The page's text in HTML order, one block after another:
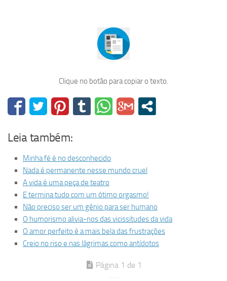
Clique no botão para copiar o texto.
Leia também:
Minha fé é no desconhecido
Nada é permanente nesse mundo cruel
A vida é uma peça de teatro
E termina tudo com um ótimo orgasmo!
Não preciso ser um gênio para ser humano
O humorismo alivia-nos das vicissitudes da vida
O amor perfeito é a mais bela das frustrações
Creio no riso e nas lágrimas como antídotos
Página 1 de 1